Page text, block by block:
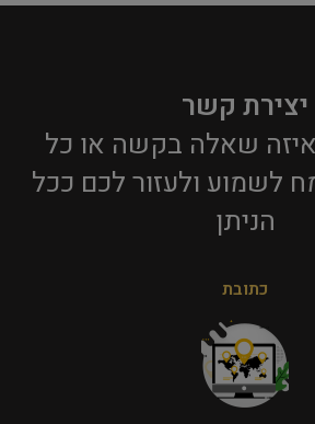
יצירת קשר
שאלה בקשה או כל
לשמוע ולעזור לכם ככל
הניתן​
כתובת